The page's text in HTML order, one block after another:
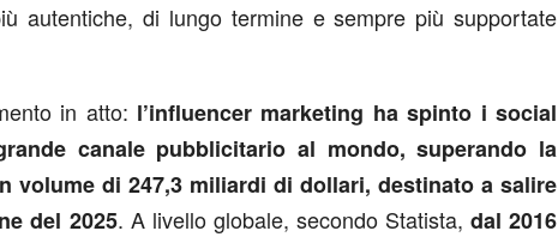
autentiche, di lungo termine e sempre più supportate
in atto: l’influencer marketing ha spinto i social
canale pubblicitario al mondo, superando la
volume di 247,3 miliardi di dollari, destinato a salire
del 2025. A livello globale, secondo Statista, dal 2016